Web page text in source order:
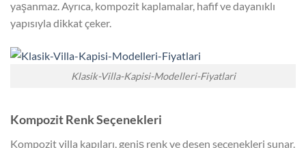
yaşanmaz. Ayrıca, kompozit kaplamalar, hafif ve dayanıklı
yapısıyla dikkat çeker.
Klasik-Villa-Kapisi-Modelleri-Fiyatlari
Kompozit Renk Seçenekleri
Kompozit villa kapıları, geniş renk ve desen seçenekleri sunar.